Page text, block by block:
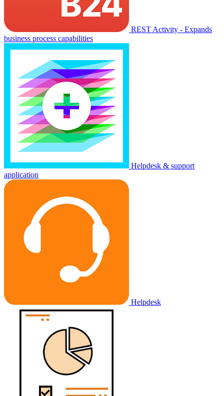
REST Activity - Expands
business process capabilities
Helpdesk & support
application
Helpdesk